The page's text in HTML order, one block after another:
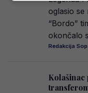
oglasio
“Bordo”
okončalo
Redakcija Sop
Kolašinac